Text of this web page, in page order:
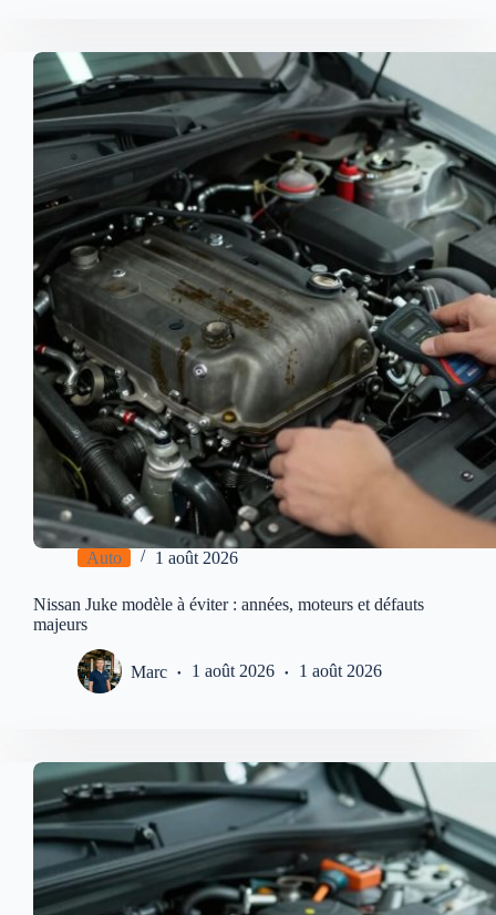
Auto 1 août 2026
Nissan Juke modèle à éviter : années, moteurs et défauts
majeurs
Marc 1 août 2026 1 août 2026